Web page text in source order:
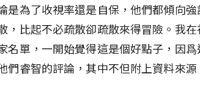
是為了收視率還是自保，他們都傾向
，比起不必疏散卻疏散來得冒險。我
名單，一開始覺得這是個好點子，因
們睿智的評論，其中不但附上資料來